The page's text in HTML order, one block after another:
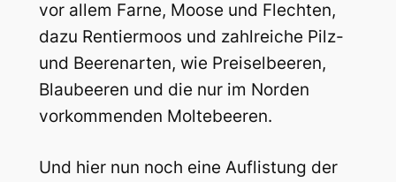
vor allem Farne, Moose und Flechten,
dazu Rentiermoos und zahlreiche Pilz-
und Beerenarten, wie Preiselbeeren,
Blaubeeren und die nur im Norden
vorkommenden Moltebeeren.
Und hier nun noch eine Auflistung der